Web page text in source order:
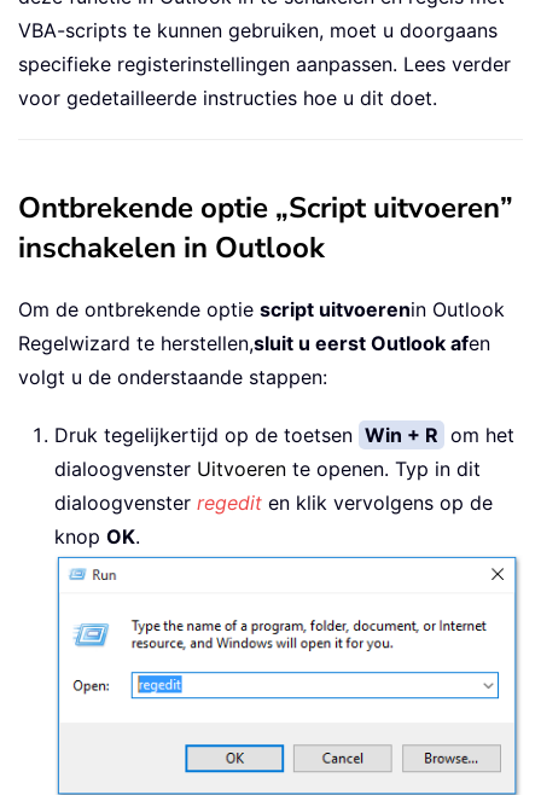
VBA-scripts te kunnen gebruiken, moet u doorgaans
specifieke registerinstellingen aanpassen. Lees verder
voor gedetailleerde instructies hoe u dit doet.
Ontbrekende optie „Script uitvoeren”
inschakelen in Outlook
Om de ontbrekende optie script uitvoerenin Outlook
Regelwizard te herstellen,sluit u eerst Outlook afen
volgt u de onderstaande stappen:
Druk tegelijkertijd op de toetsen Win + R om het
dialoogvenster Uitvoeren te openen. Typ in dit
dialoogvenster regedit en klik vervolgens op de
knop OK.